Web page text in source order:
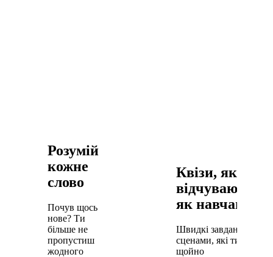
Розумій
кожне
слово
Почув щось
нове? Ти
більше не
пропустиш
жодного
Квізи, які не
відчуваються
як навчання
Швидкі завдання за
сценами, які ти
щойно